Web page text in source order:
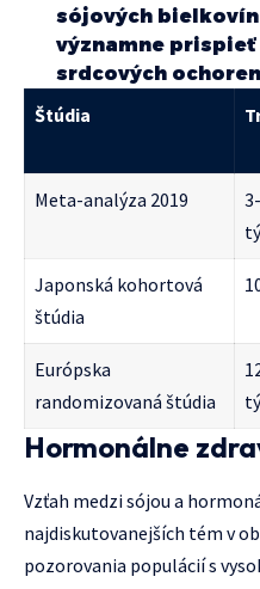
sójových bielkovín
významne
srdcových
Štúdia
Meta-analýza 2019
Japonská kohortová
štúdia
Európska
randomizovaná štúdia
Hormonálne
Vzťah medzi sójou a
najdiskutovanejších tém v
pozorovania populácií s